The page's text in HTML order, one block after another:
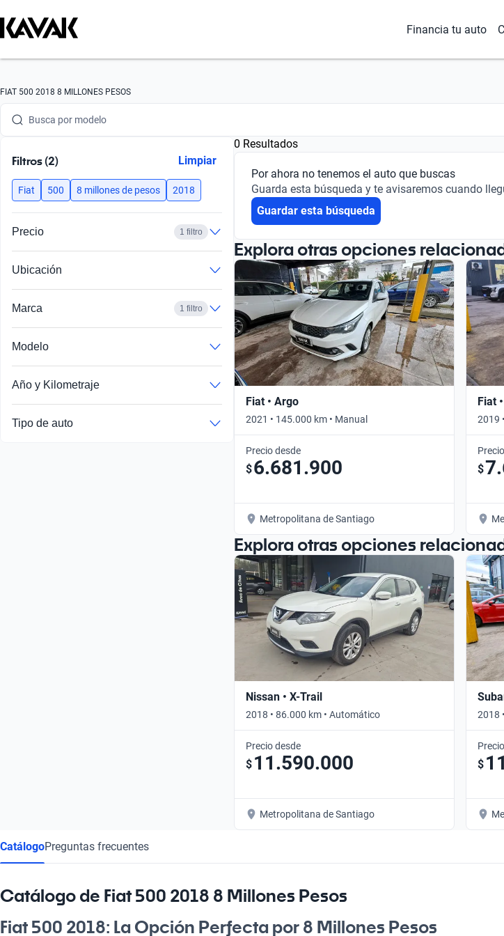
Financia tu auto
FIAT 500 2018 8 MILLONES PESOS
Busca por marca
Busca por modelo
Busca por año
Busca por marca
Busca por versión
Busca por año
Filtros (2) Limpiar
Fiat 500 8 millones de pesos 2018
Precio 1 filtro
Ubicación
Marca 1 filtro
Modelo
Año y Kilometraje
Tipo de auto
0 Resultados
Por ahora no tenemos el auto que buscas
Guarda esta búsqueda y te avisaremos cuando
Guardar esta búsqueda
Explora otras opciones
Fiat • Argo
2021 • 145.000 km • Manual
Precio desde
$6.681.900
Metropolitana de Santiago
Fiat
2019
$
Explora otras opciones
Nissan • X-Trail
2018 • 86.000 km • Automático
Precio desde
$ 11.590.000
Metropolitana de Santiago
2018
$
CatálogoPreguntas frecuentes
Catálogo de Fiat 500 2018 8 Millones Pesos
Fiat 500 2018: La Opción Perfecta por 8 Millones Pesos